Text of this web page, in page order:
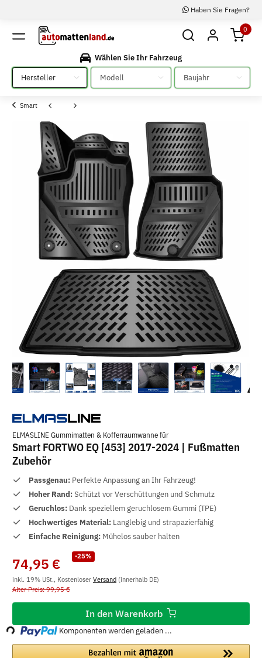
Haben Sie Fragen?
0
Wählen Sie Ihr Fahrzeug
Bitte auswählen
Bitte auswählen Bitte auswählen
Smart
ELMASLINE Gummimatten & Kofferraumwanne für
Smart FORTWO EQ [453] 2017-2024 | Fußmatten
Zubehör
Passgenau: Perfekte Anpassung an Ihr Fahrzeug!
Hoher Rand:Schützt vor Verschüttungen und Schmutz
Geruchlos: Dank speziellem geruchlosem Gummi (TPE)
Hochwertiges Material: Langlebig und strapazierfähig
Einfache Reinigung: Mühelos sauber halten
-25%
74,95 €
inkl. 19% USt., Kostenloser Versand (innerhalb DE)
Alter Preis: 99,95 €
In den Warenkorb
Loading... Komponenten werden geladen ...